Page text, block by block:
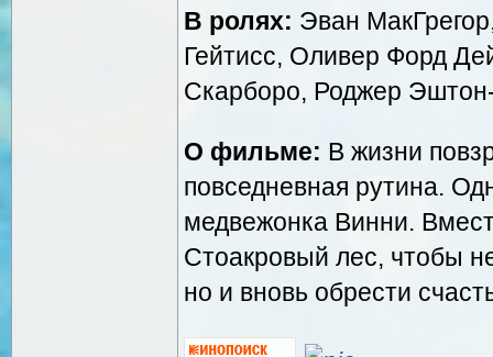
В ролях: Эван
Гейтисс, Оливер Форд
Скарборо, Роджер
О фильме: В жизни
повседневная рутина.
медвежонка Винни.
Стоакровый лес, чтобы
но и вновь обрести